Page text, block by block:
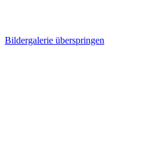
Bildergalerie überspringen